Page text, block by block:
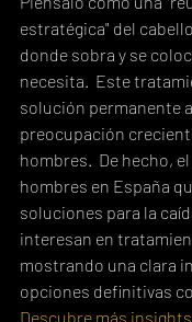
estratégica" del
donde sobra y se
necesita.  Este
solución permanente
preocupación
hombres.  De hecho, el
hombres en España
soluciones para la
interesan en
mostrando una clara
opciones definitivas
Descubre más